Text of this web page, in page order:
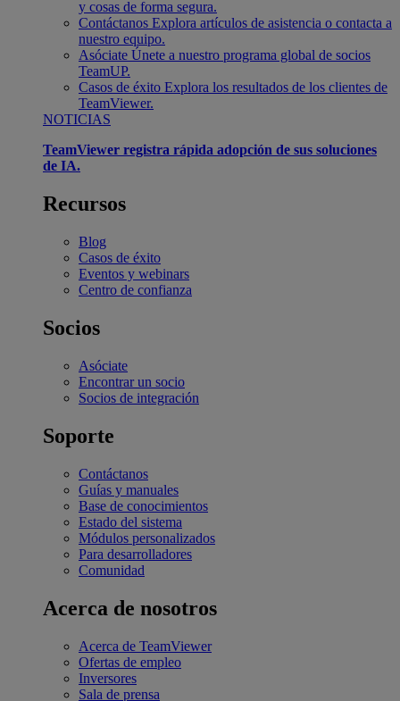
y cosas de forma segura.
Contáctanos Explora artículos de asistencia o contacta a
nuestro equipo.
Asóciate Únete a nuestro programa global de socios
TeamUP.
Casos de éxito Explora los resultados de los clientes de
TeamViewer.
NOTICIAS
TeamViewer registra rápida adopción de sus soluciones
de IA.
Recursos
Blog
Casos de éxito
Eventos y webinars
Centro de confianza
Socios
Asóciate
Encontrar un socio
Socios de integración
Soporte
Contáctanos
Guías y manuales
Base de conocimientos
Estado del sistema
Módulos personalizados
Para desarrolladores
Comunidad
Acerca de nosotros
Acerca de TeamViewer
Ofertas de empleo
Inversores
Sala de prensa